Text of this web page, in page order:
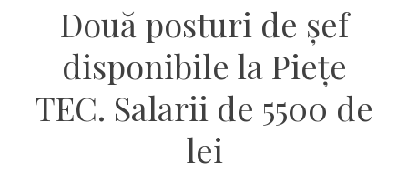
Două posturi de șef
disponibile la Piețe
TEC. Salarii de 5500 de
lei